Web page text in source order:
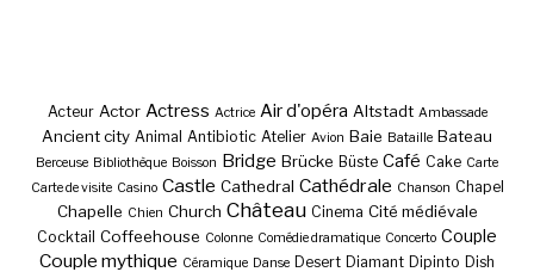
Acteur Actor Actress Actrice Air d'opéra Altstadt Ambassade
Ancient city Animal Antibiotic Atelier Avion Baie Bataille Bateau
Berceuse Bibliothèque Boisson Bridge Brücke Büste Café Cake Carte
Carte de visite Casino Castle Cathedral Cathédrale Chanson Chapel
Chapelle Chien Church Château Cinema Cité médiévale
Cocktail Coffeehouse Colonne Comédie dramatique Concerto Couple
Couple mythique Céramique Danse Desert Diamant Dipinto Dish